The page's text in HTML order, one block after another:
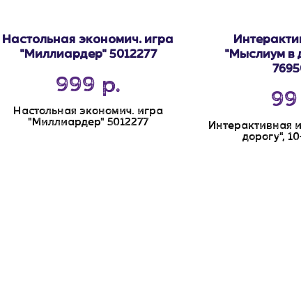
Настольная экономич. игра
"Миллиардер" 5012277
999 р.
Настольная экономич. игра
"Миллиардер" 5012277
"Мыслиум в
99
Интерактивная
дорогу",